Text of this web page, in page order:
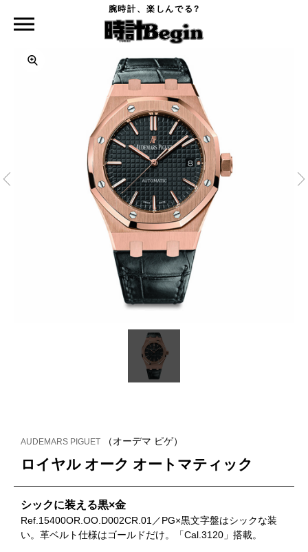
腕時計、楽しんでる?
AUDEMARS PIGUET ロイヤル オーク オートマティック
AUDEMARS PIGUET （オーデマ ピゲ）
ロイヤル オーク オートマティック
シックに装える黒×金
Ref.15400OR.OO.D002CR.01／PG×黒文字盤はシックな装
い。革ベルト仕様はゴールドだけ。「Cal.3120」搭載。